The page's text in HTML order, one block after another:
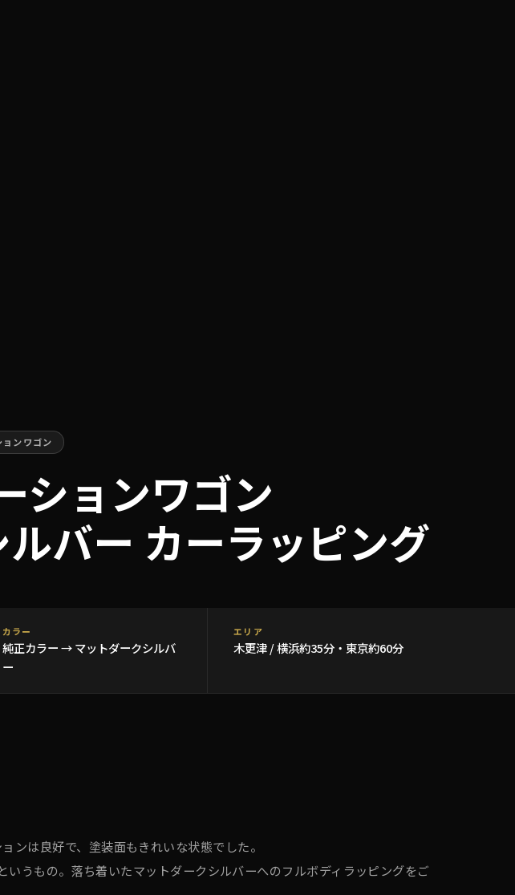
ョンワゴン
ションワゴン
バー カーラッピング
カラー
純正カラー → マットダークシルバ
ー
エリア
木更津 / 横浜約35分・東京約60分
ンは良好で、塗装面もきれいな状態でした。
うもの。落ち着いたマットダークシルバーへのフルボディラッピングをご